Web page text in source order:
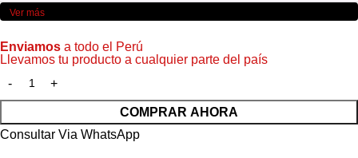
Ver más
Enviamos a todo el Perú
Llevamos tu producto a cualquier parte del país
COMPRAR AHORA
Consultar Via WhatsApp